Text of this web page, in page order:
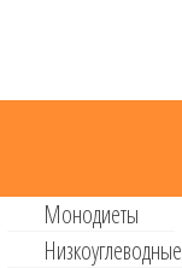
Монодиеты
Низкоуглеводные